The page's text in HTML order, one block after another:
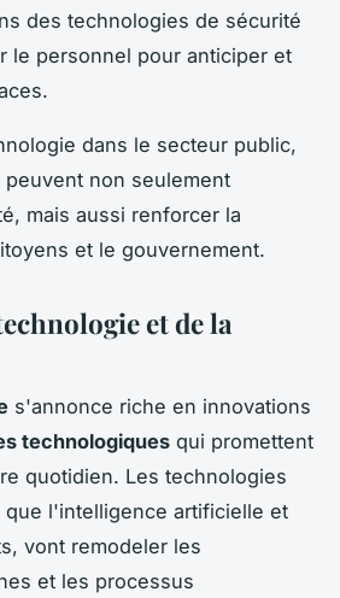
des technologies de sécurité
le personnel pour anticiper et
dans le secteur public,
non seulement
mais aussi renforcer la
et le gouvernement.
et de la
s'annonce riche en innovations
technologiques qui promettent
quotidien. Les technologies
l'intelligence artificielle et
vont remodeler les
et les processus